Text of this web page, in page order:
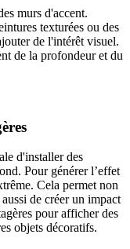
murs d'accent.
texturées ou des
de l'intérêt visuel.
de la profondeur et du
d'installer des
Pour générer l’effet
Cela permet non
de créer un impact
pour afficher des
objets décoratifs.